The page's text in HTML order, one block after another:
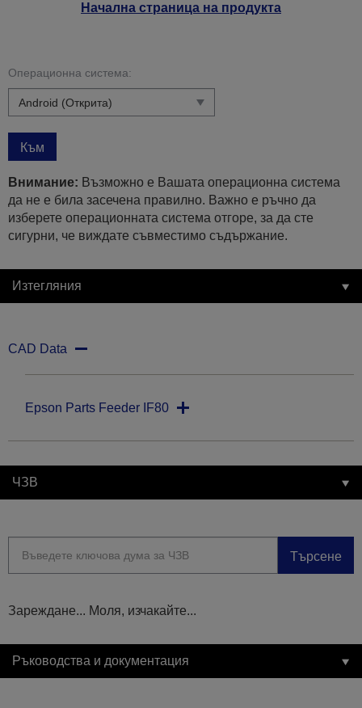
Начална страница на продукта
Операционна система:
Към
Внимание: Възможно е Вашата операционна система
да не е била засечена правилно. Важно е ръчно да
изберете операционната система отгоре, за да сте
сигурни, че виждате съвместимо съдържание.
Изтегляния
CAD Data
Epson Parts Feeder IF80
ЧЗВ
Търсене
Зареждане... Моля, изчакайте...
Ръководства и документация